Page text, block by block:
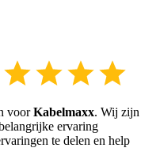
voorKabelmaxx. Wij zijn
ervaring
te delen en help